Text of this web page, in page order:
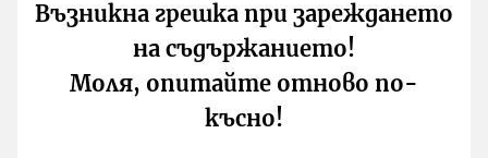
Възникна грешка при зареждането
на съдържанието!
Моля, опитайте отново по-
късно!